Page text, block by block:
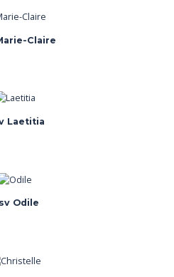
Claire
Laetitia
Odile